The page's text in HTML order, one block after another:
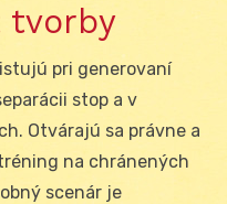
tvorby
pri generovaní
stop a v
Otvárajú sa právne a
na chránených
scenár je